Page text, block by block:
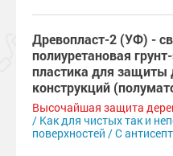
Древопласт-2 (УФ) -
полиуретановая
пластика для защиты
конструкций
Высочайшая защита
/ Как для чистых так и
поверхностей / С